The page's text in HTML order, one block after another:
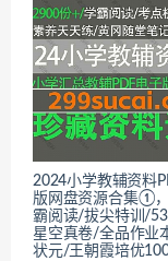
2024小学教辅资料
版网盘资源合集①
霸阅读/拔尖特训/
星空真卷/全品作业
状元/王朝霞培优